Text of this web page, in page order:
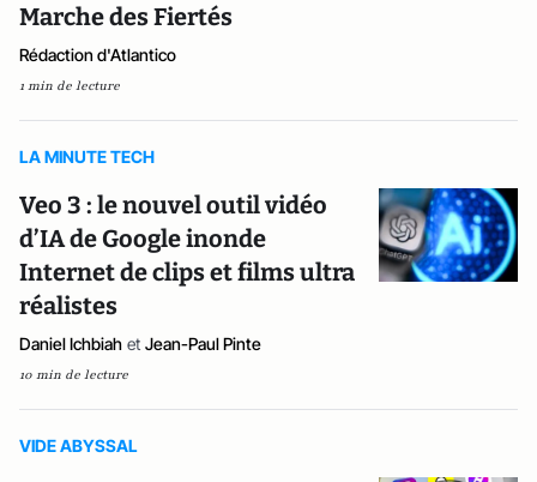
Marche des Fiertés
Rédaction d'Atlantico
1 min de lecture
LA MINUTE TECH
Veo 3 : le nouvel outil vidéo
d’IA de Google inonde
Internet de clips et films ultra
réalistes
Daniel Ichbiah et Jean-Paul Pinte
10 min de lecture
VIDE ABYSSAL